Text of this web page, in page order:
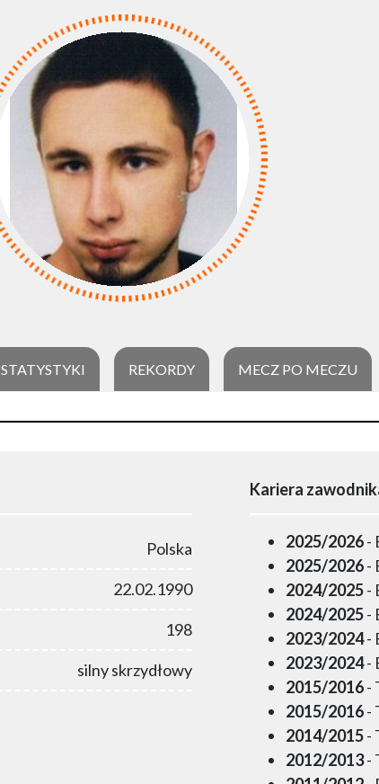
STATYSTYKI REKORDY MECZ PO MECZU
Polska
22.02.1990
198
silny skrzydłowy
Kariera
2025/2026-
2025/2026-
2024/2025-
2024/2025-
2023/2024-
2023/2024-
2015/2016-
2015/2016-
2014/2015-
2012/2013-